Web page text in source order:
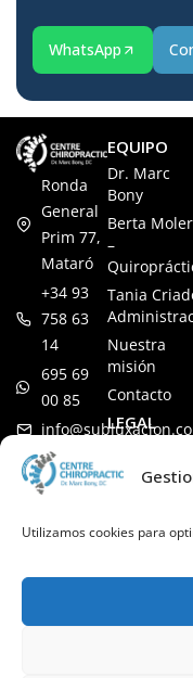
Utilizamos cookies para
WhatsApp
Ronda
General
Prim 77,
Mataró
+34 93
758 63
14
695 69
00 85
EQUIPO
Dr. Marc
Bony
Berta
–
Tania
Nuestra
misión
Contacto
LEGAL
Política de
Política de